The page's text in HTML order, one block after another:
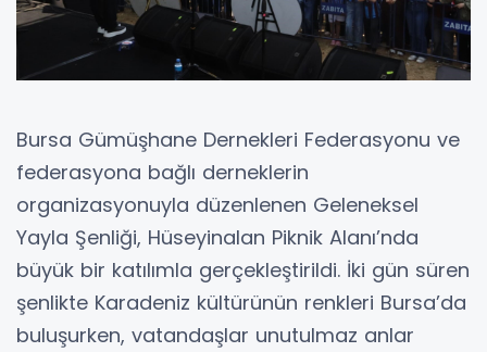
Bursa Gümüşhane Dernekleri Federasyonu ve
federasyona bağlı derneklerin
organizasyonuyla düzenlenen Geleneksel
Yayla Şenliği, Hüseyinalan Piknik Alanı’nda
büyük bir katılımla gerçekleştirildi. İki gün süren
şenlikte Karadeniz kültürünün renkleri Bursa’da
buluşurken, vatandaşlar unutulmaz anlar